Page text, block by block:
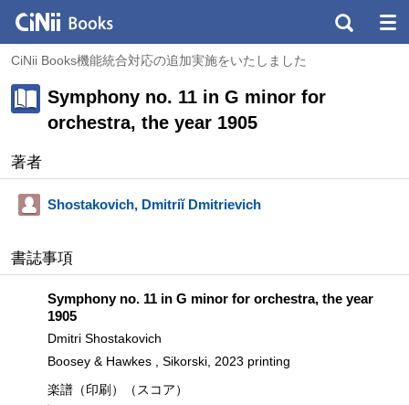
CiNii Books機能統合対応の追加実施をいたしました
Symphony no. 11 in G minor for
orchestra, the year 1905
著者
Shostakovich, Dmitriĭ Dmitrievich
書誌事項
Symphony no. 11 in G minor for orchestra, the year
1905
Dmitri Shostakovich
Boosey & Hawkes , Sikorski, 2023 printing
楽譜（印刷）（スコア）